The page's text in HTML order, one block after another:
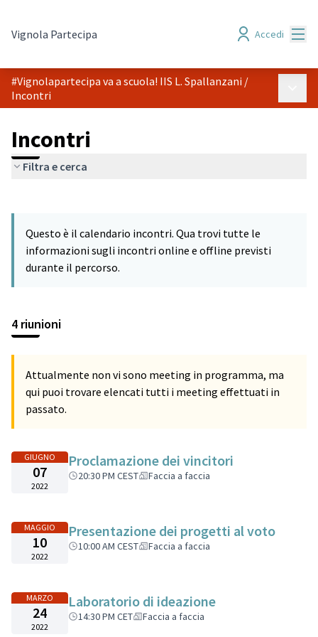
Vignola Partecipa Accedi
#Vignolapartecipa va a scuola! IIS L. Spallanzani /
Incontri
Incontri
Filtra e cerca
−
Questo è il calendario incontri. Qua trovi tutte le
informazioni sugli incontri online e offline previsti
durante il percorso.
4 riunioni
Attualmente non vi sono meeting in programma, ma
qui puoi trovare elencati tutti i meeting effettuati in
passato.
GIUGNO
07
2022
Proclamazione dei vincitori
20:30 PM CEST Faccia a faccia
MAGGIO
10
2022
Presentazione dei progetti al voto
10:00 AM CEST Faccia a faccia
MARZO
24
2022
Laboratorio di ideazione
14:30 PM CET Faccia a faccia